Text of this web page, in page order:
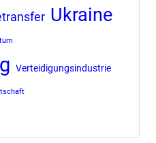
Ukraine
Verteidigungsindustrie